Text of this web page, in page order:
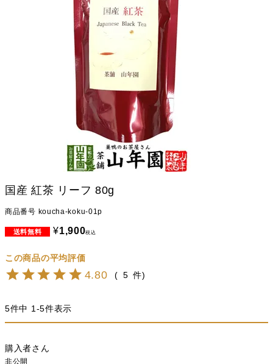
国産 紅茶 リーフ 80g
商品番号 koucha-koku-01p
¥1,900税込
4.80 5
5件中 1-5件表示
購入者
非公開